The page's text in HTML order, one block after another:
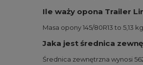
Ile waży opona Trailer
Masa opony 145/80R13 to 5,13
Jaka jest średnica
Średnica zewnętrzna wynosi